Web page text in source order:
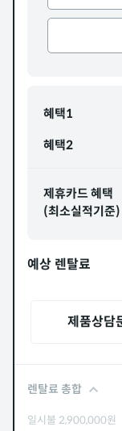
혜택1
혜택2
제휴카드 혜택
(최소실적기준)
예상 렌탈료
제품상담
렌탈료 총합
일시불 2,900,000원